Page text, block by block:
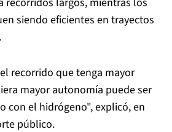
siendo eficientes en trayectos
recorrido que tenga mayor
mayor autonomía puede ser
con el hidrógeno", explicó, en
público.